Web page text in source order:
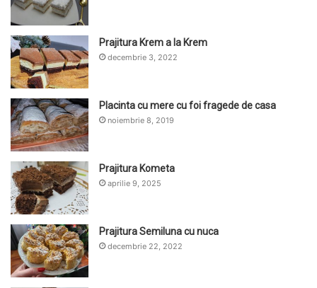
Prajitura Krem a la Krem
decembrie 3, 2022
Placinta cu mere cu foi fragede de casa
noiembrie 8, 2019
Prajitura Kometa
aprilie 9, 2025
Prajitura Semiluna cu nuca
decembrie 22, 2022